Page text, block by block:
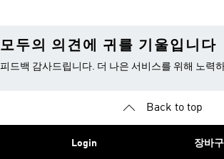
모두의 의견에 귀를 기울입니다
피드백 감사드립니다. 더 나은 서비스를 위해 노력
Back to top
Login 장바